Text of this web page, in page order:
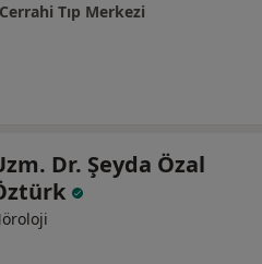
Tıp Merkezi
Dr. Şeyda Özal